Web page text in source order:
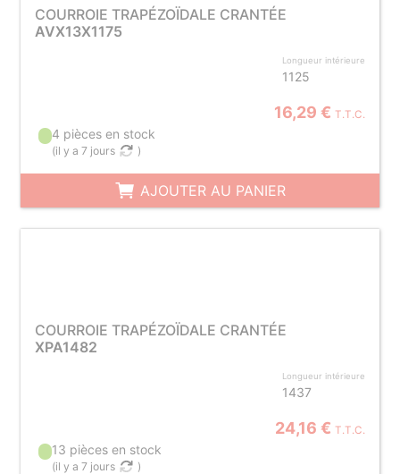
COURROIE TRAPÉZOÏDALE CRANTÉE
AVX13X1175
Longueur intérieure
1125
16,29 € T.T.C.
4 pièces en stock
(il y a 7 jours )
AJOUTER AU PANIER
COURROIE TRAPÉZOÏDALE CRANTÉE
XPA1482
Longueur intérieure
1437
24,16 € T.T.C.
13 pièces en stock
(il y a 7 jours )